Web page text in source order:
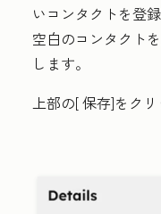
いコンタクトを登
空白のコンタクト
します。
上部の[保存]をクリ